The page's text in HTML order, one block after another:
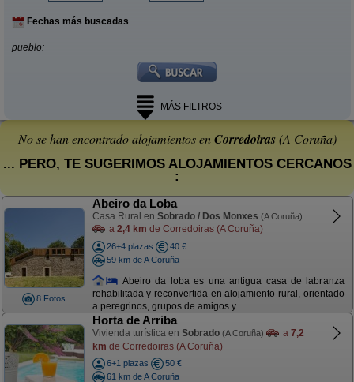
Fechas más buscadas
pueblo:
MÁS FILTROS
No se han encontrado alojamientos enCorredoiras(A Coruña)
... PERO, TE SUGERIMOS ALOJAMIENTOS CERCANOS
:
8 Fotos
Abeiro da Loba
Casa Rural en Sobrado / Dos Monxes (A Coruña)
a 2,4 km de Corredoiras (A Coruña)
26+4 plazas
40 €
59 km de A Coruña
Abeiro da loba es una antigua casa de labranza
rehabilitada y reconvertida en alojamiento rural, orientado
a peregrinos, grupos de amigos y ...
Horta de Arriba
Vivienda turística en Sobrado (A Coruña) a 7,2
km de Corredoiras (A Coruña)
6+1 plazas
50 €
61 km de A Coruña